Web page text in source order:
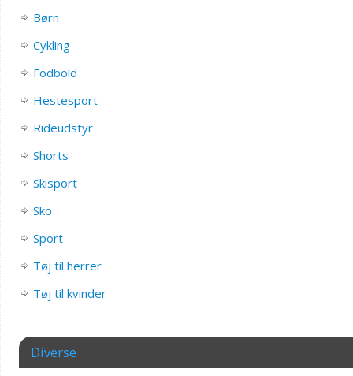
Børn
Cykling
Fodbold
Hestesport
Rideudstyr
Shorts
Skisport
Sko
Sport
Tøj til herrer
Tøj til kvinder
Diverse